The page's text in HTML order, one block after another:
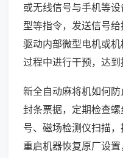
或无线信号与手机等
型等指令，发送信号
驱动内部微型电机或
过程中进行干预，达到
新全自动麻将机如何
封条票据，定期检查
号、磁场检测仪扫描
重启机器恢复原厂设置